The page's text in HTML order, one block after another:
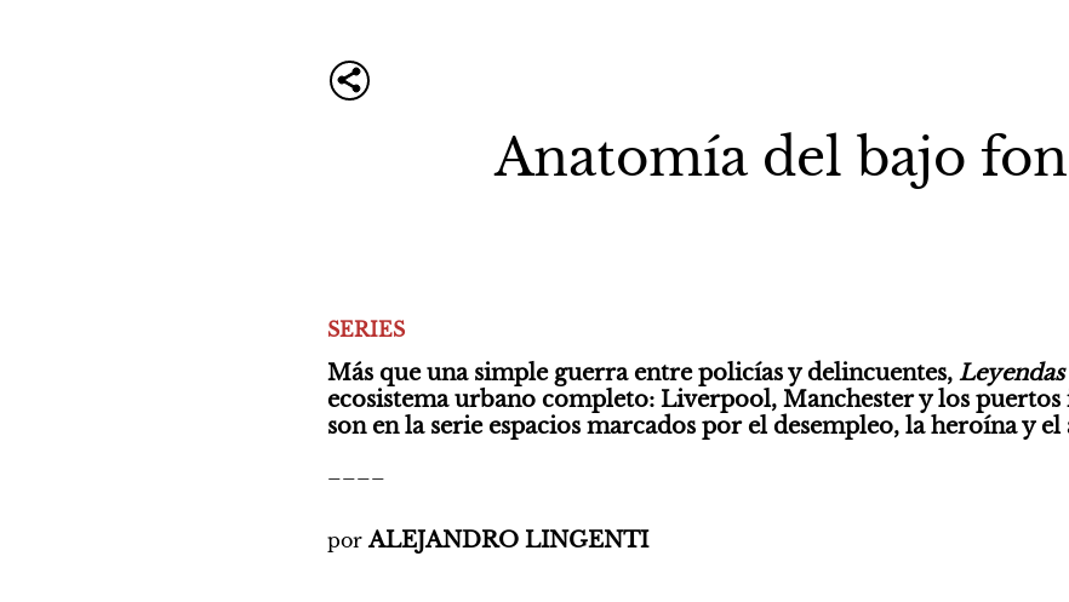
Anatomía del bajo
SERIES
Más que una simple guerra entre policías y delincuentes, Leyendas
ecosistema urbano completo: Liverpool, Manchester y los puertos
son en la serie espacios marcados por el desempleo, la heroína y
por ALEJANDRO LINGENTI